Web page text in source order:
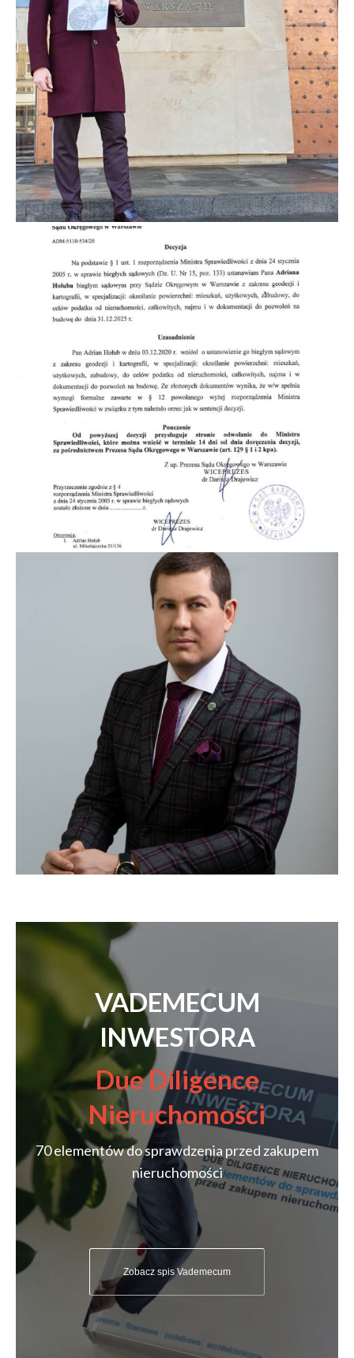
VADEMECUM
INWESTORA
Due Diligence
Nieruchomości
70 elementów do sprawdzenia przed zakupem
nieruchomości
Zobacz spis Vademecum